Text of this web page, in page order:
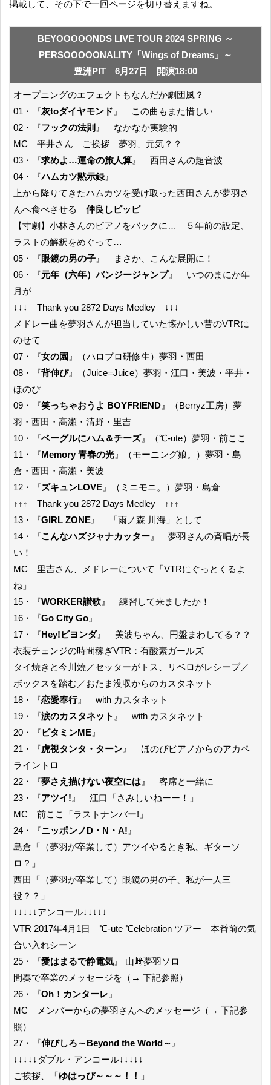
掲載して、その下で一回ページを切り替えますね。
BEYOOOOONDS LIVE TOUR 2024 SPRING ～
PERSOOOOONALITY「Wings of Dreams」～
豊洲PIT 6月27日 開演18:00
オープニングのエフェクトもなんだか劇団風？
01・『灰toダイヤモンド 』 この曲もまた惜しい
02・『フックの法則 』 なかなか実験的
MC 平井さん ご挨拶 夢羽、元気？？
03・『求めよ…運命の旅人算 』 西田さんの超音波
04・『ハムカツ黙示録』
上から降りてきたハムカツを受け取った西田さんが夢羽さ
んへ食べさせる 仲良しピッピ
【寸劇】小林さんのピアノをバックに… ５年前の設定、
ラストの解釈をめぐって…
05・『眼鏡の男の子 』 まさか、こんな展開に！
06・『元年（六年）バンジージャンプ』 いつのまにか年
月が
↓↓↓ Thank you 2872 Days Medley ↓↓↓
メドレー曲を夢羽さんが担当していた懐かしい昔のVTRに
のせて
07・『女の園 』（ハロプロ研修生）夢羽・西田
08・『背伸び』（Juice=Juice）夢羽・江口・美波・平井・
ほのぴ
09・『笑っちゃおうよ BOYFRIEND 』（Berryz工房）夢
羽・西田・高瀬・清野・里吉
10・『ベーグルにハム＆チーズ』（℃-ute）夢羽・前ここ
11・『Memory 青春の光 』（モーニング娘。）夢羽・島
倉・西田・高瀬・美波
12・『ズキュンLOVE 』（ミニモニ。）夢羽・島倉
↑↑↑ Thank you 2872 Days Medley ↑↑↑
13・『GIRL ZONE 』 「雨ノ森 川海」として
14・『こんなハズジャナカッター 』 夢羽さんの斉唱が長
い！
MC 里吉さん、メドレーについて「VTRにぐっとくるよ
ね」
15・『WORKER讃歌 』 練習して来ましたか！
16・『Go City Go 』
17・『Hey!ビヨンダ』 美波ちゃん、円盤まわしてる？？
衣装チェンジの時間稼ぎVTR：有酸素ガールズ
タイ焼きと今川焼／セッターがトス、リベロがレシーブ／
ボックスを踏む／おたま没収からのカスタネット
18・『恋愛奉行』 with カスタネット
19・『涙のカスタネット 』 with カスタネット
20・『ビタミンME 』
21・『虎視タンタ・ターン 』 ほのぴピアノからのアカペ
ライントロ
22・『夢さえ描けない夜空には 』 客席と一緒に
23・『アツイ! 』 江口「さみしいねーー！」
MC 前ここ「ラストナンバー!」
24・『ニッポンノD・N・A! 』
島倉「（夢羽が卒業して）アツイやるとき私、ギターソ
ロ？」
西田「（夢羽が卒業して）眼鏡の男の子、私が一人三
役？？」
↓↓↓↓↓アンコール↓↓↓↓↓
VTR 2017年4月1日 ℃-ute ℃elebration ツアー 本番前の気
合い入れシーン
25・『愛はまるで静電気 』 山﨑夢羽ソロ
間奏で卒業のメッセージを（→ 下記参照）
26・『Oh！カンターレ 』
MC メンバーからの夢羽さんへのメッセージ（→ 下記参
照）
27・『伸びしろ～Beyond the World～ 』
↓↓↓↓↓ダブル・アンコール↓↓↓↓↓
ご挨拶、「ゆはっぴ～～～！！ 」